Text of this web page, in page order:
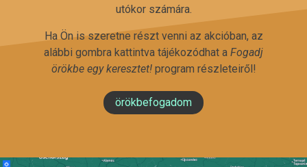
utókor számára.
Ha Ön is szeretne részt venni az akcióban, az
alábbi gombra kattintva tájékozódhat a Fogadj
örökbe egy keresztet!program részleteiről!
örökbefogadom